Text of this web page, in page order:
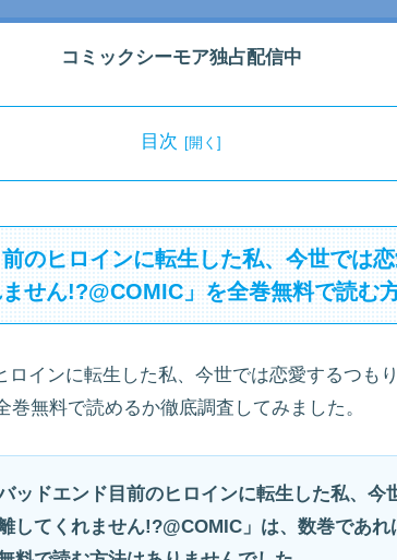
コミックシーモア独占配信中
目次
のヒロインに転生した私、今世では
せん!?@COMIC」を全巻無料で読む
ロインに転生した私、今世では恋愛するつも
巻無料で読めるか徹底調査してみました。
ッドエンド目前のヒロインに転生した私、今
してくれません!?@COMIC」は、数巻であ